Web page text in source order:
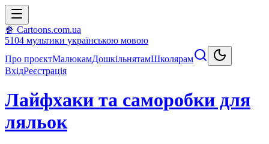
🍿 Cartoons.com.ua
5104 мультики українською мовою
Про проєктМалюкамДошкільнятамШколярам
ВхідРеєстрація
Лайфхаки та саморобки для
ляльок